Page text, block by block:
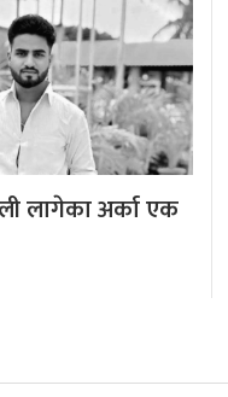
लागेका अर्का एक